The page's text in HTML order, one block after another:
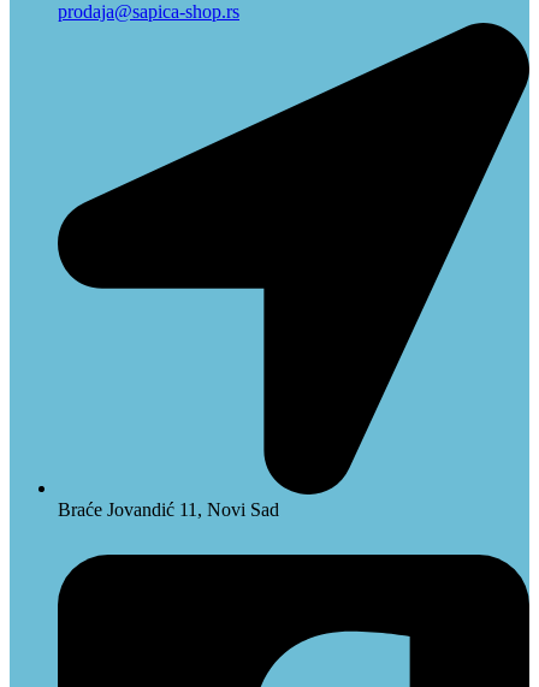
prodaja@sapica-shop.rs
Braće Jovandić 11, Novi Sad